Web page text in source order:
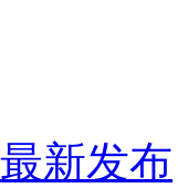
最新发布